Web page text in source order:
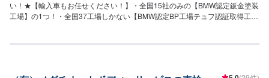
い！★【輸入車もお任せください！】・全国15社のみの【BMW認定鈑金塗装
工場】の1つ！・全国37工場しかない【BMW認定BP工場テュフ認証取得工
YANASE指定工場】雨宮オートボディーサービスは創業60年の確かな実績と